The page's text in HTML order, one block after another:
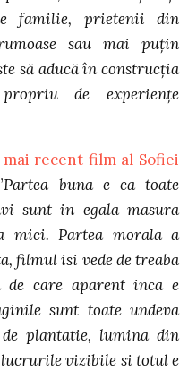
familie, prietenii din
sau mai puțin
să aducă în construcția
de experiențe
recent film al Sofiei
Partea buna e ca toate
sunt in egala masura
mici. Partea morala a
filmul isi vede de treaba
care aparent inca e
sunt toate undeva
plantatie, lumina din
lucrurile vizibile si totul e